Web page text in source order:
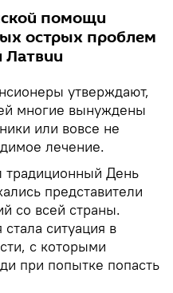
помощи
острых проблем
утверждают,
многие вынуждены
или вовсе не
лечение.
День
представители
со всей страны.
ситуация в
с которыми
при попытке попасть